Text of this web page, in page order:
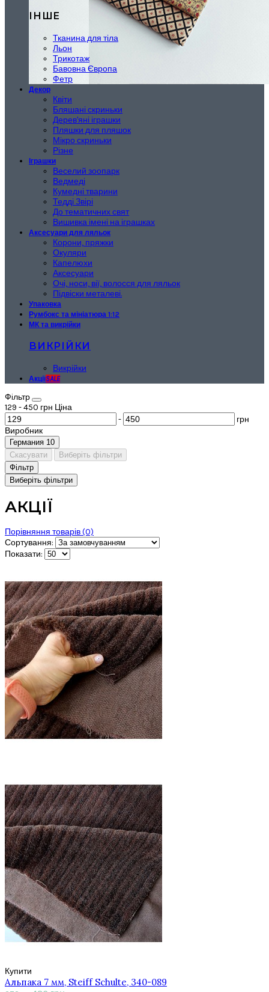
ІНШЕ
Тканина для тіла
Льон
Трикотаж
Бавовна Європа
Фетр
Декор
Квіти
Бляшані скриньки
Дерев'яні іграшки
Пляшки для пляшок
Мікро скриньки
Різне
Іграшки
Веселий зоопарк
Ведмеді
Кумедні тварини
Тедді Звірі
До тематичних свят
Вишивка імені на іграшках
Аксесуари для ляльок
Корони, пряжки
Окуляри
Капелюхи
Аксесуари
Очі, носи, вії, волосся для ляльок
Підвіски металеві.
Упаковка
Румбокс та мініатюра 1:12
МК та викрійки
ВИКРІЙКИ
Викрійки
АкціїSALE
Фiльтр
129 -450 грн Ціна
-
грн
Виробник
Германия 10
Скасувати
Виберіть фільтри
Фiльтр
Виберіть фільтри
АКЦІЇ
Порівняння товарів (0)
Сортування:
Показати:
Купити
Альпака 7 мм, Steiff Schulte, 340-089